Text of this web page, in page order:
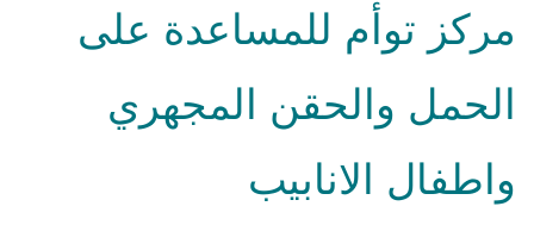
مركز توأم للمساعدة على
الحمل والحقن المجهري
واطفال الانابيب